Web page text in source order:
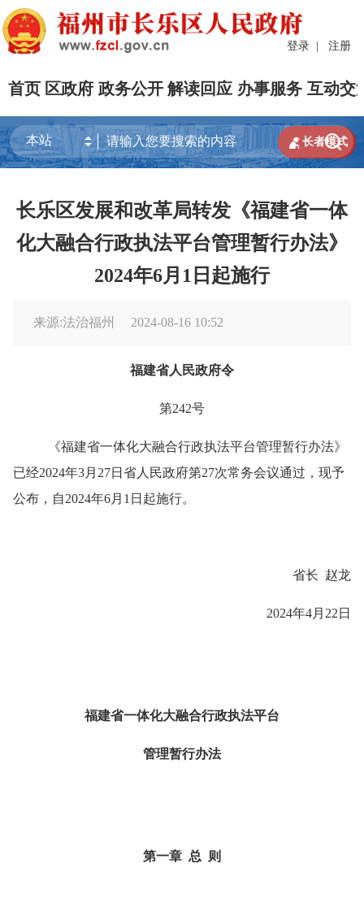
登录 | 注册
首页 区政府 政务公开 解读回应 办事服务 互动交

 长者模式
长乐区发展和改革局转发《福建省一体
化大融合行政执法平台管理暂行办法》
2024年6月1日起施行
来源:法治福州 2024-08-16 10:52
福建省人民政府令
第242号
《福建省一体化大融合行政执法平台管理暂行办法》
已经2024年3月 27日省人民政府第27次常务会议通过，现予
公布，自2024年6月 1 日起施行。
省长 赵龙
2024年4月 22 日
福建省一体化大融合行政执法平台
管理暂行办法
第一章 总 则